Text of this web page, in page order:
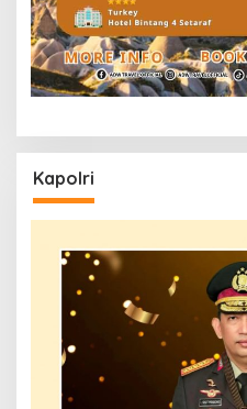
Kapolri